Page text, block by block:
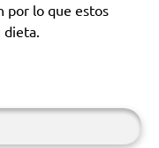
por lo que estos
dieta.